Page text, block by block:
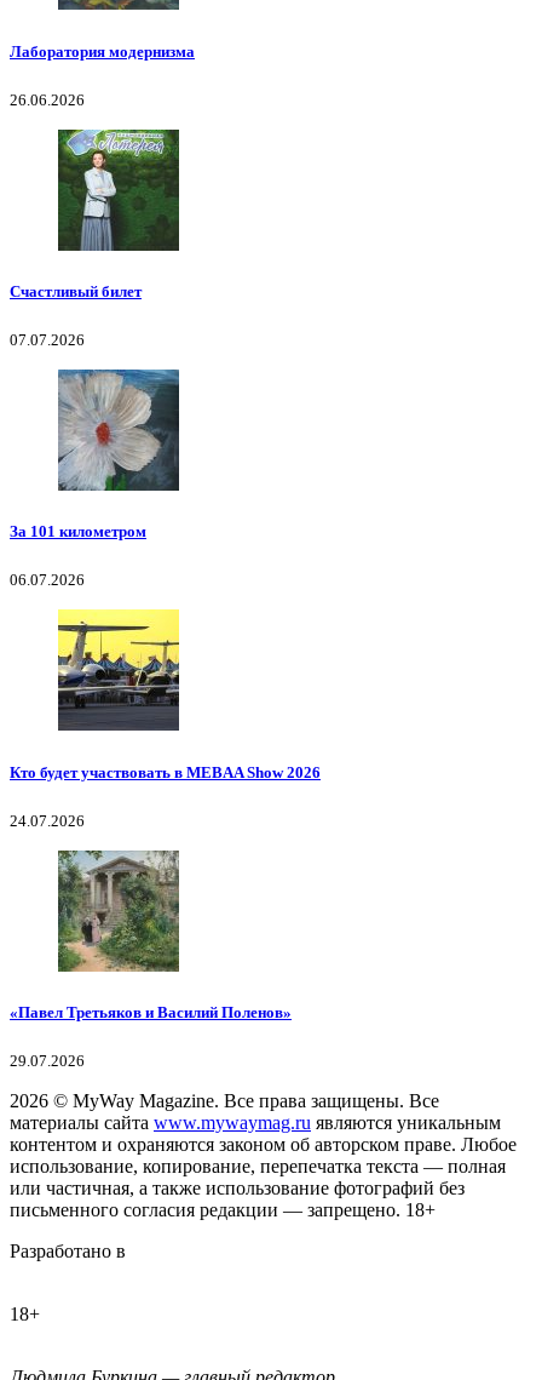
Лаборатория модернизма
26.06.2026
Счастливый билет
07.07.2026
За 101 километром
06.07.2026
Кто будет участвовать в MEBAA Show 2026
24.07.2026
«Павел Третьяков и Василий Поленов»
29.07.2026
2026 © MyWay Magazine. Все права защищены. Все
материалы сайта www.mywaymag.ru являются уникальным
контентом и охраняются законом об авторском праве. Любое
использование, копирование, перепечатка текста — полная
или частичная, а также использование фотографий без
письменного согласия редакции — запрещено. 18+
Разработано в
18+